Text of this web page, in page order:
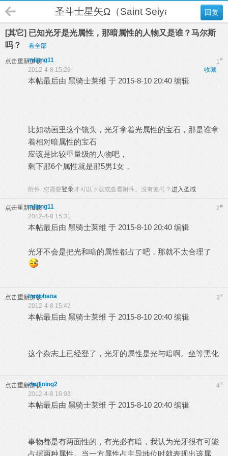
回复
圣斗士星矢Ω（Saint Seiya Omega）
[其它] 已知光牙是光属性，那暗属性的人物又是谁？马尔斯
吗？
看全部
点击重新加载 1#
mliang11
收藏
2012-4-8 15:29
本帖最后由 黑骑士莱维 于 2015-8-10 20:40 编辑
比如动画里这个镜头，光牙拿着光属性的宝石，那是谁拿
着相对暗属性的宝石
应该是比较重量级的人物吧，
剩下那6个属性就是那5男1女，
附件: 您需要登录才可以下载或查看附件。没有账号？ 进入圣域
点击重新加载 2#
mliang11
2012-4-8 15:31
本帖最后由 黑骑士莱维 于 2015-8-10 20:40 编辑
光牙不会是把光和暗的属性都占了吧，那就不太合理了
点击重新加载 3#
tomohana
2012-4-8 15:42
本帖最后由 黑骑士莱维 于 2015-8-10 20:40 编辑
这个杂志上已经登了，光牙的属性是光与暗啊。坐等黑化
点击重新加载 4#
zhu1ning2
2012-4-8 16:03
本帖最后由 黑骑士莱维 于 2015-8-10 20:40 编辑
事物都是有两面性的，有光必有暗，我认为光牙很有可能
占据两种属性。当一方属性占主导地位时就表现出该属